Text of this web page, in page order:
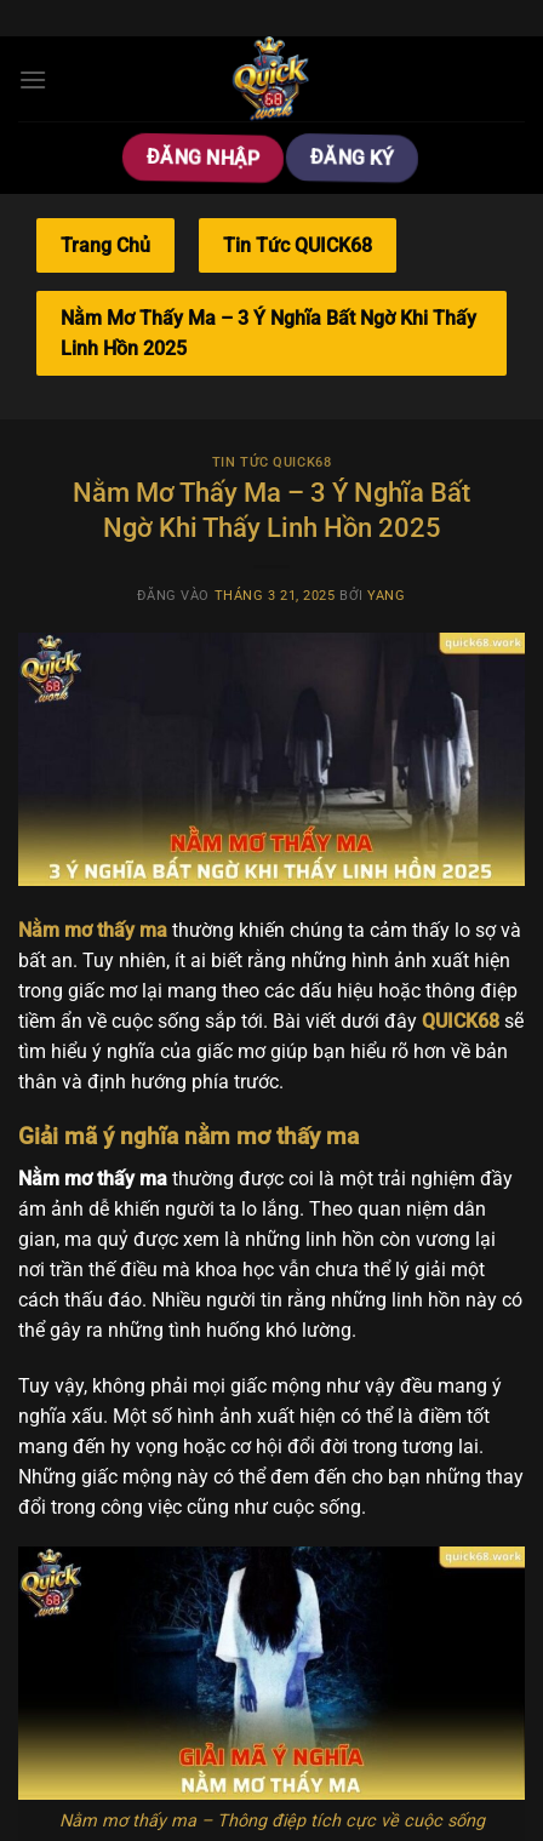
nội
ĐĂNG NHẬP ĐĂNG KÝ
Trang Chủ Tin Tức QUICK68
Nằm Mơ Thấy Ma – 3 Ý Nghĩa Bất Ngờ Khi Thấy
Linh Hồn 2025
TIN TỨC QUICK68
Nằm Mơ Thấy Ma – 3 Ý Nghĩa Bất
Ngờ Khi Thấy Linh Hồn 2025
ĐĂNG VÀO THÁNG 3 21, 2025 BỞIYANG
Nằm mơ thấy ma thường khiến chúng ta cảm thấy lo sợ và
bất an. Tuy nhiên, ít ai biết rằng những hình ảnh xuất hiện
trong giấc mơ lại mang theo các dấu hiệu hoặc thông điệp
tiềm ẩn về cuộc sống sắp tới. Bài viết dưới đây QUICK68 sẽ
tìm hiểu ý nghĩa của giấc mơ giúp bạn hiểu rõ hơn về bản
thân và định hướng phía trước.
Giải mã ý nghĩa nằm mơ thấy ma
Nằm mơ thấy ma thường được coi là một trải nghiệm đầy
ám ảnh dễ khiến người ta lo lắng. Theo quan niệm dân
gian, ma quỷ được xem là những linh hồn còn vương lại
nơi trần thế điều mà khoa học vẫn chưa thể lý giải một
cách thấu đáo. Nhiều người tin rằng những linh hồn này có
thể gây ra những tình huống khó lường.
Tuy vậy, không phải mọi giấc mộng như vậy đều mang ý
nghĩa xấu. Một số hình ảnh xuất hiện có thể là điềm tốt
mang đến hy vọng hoặc cơ hội đổi đời trong tương lai.
Những giấc mộng này có thể đem đến cho bạn những thay
đổi trong công việc cũng như cuộc sống.
Nằm mơ thấy ma – Thông điệp tích cực về cuộc sống